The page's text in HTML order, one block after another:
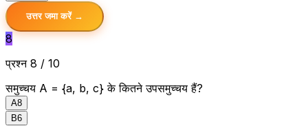
उत्तर जमा करें →
8
प्रश्न 8 / 10
समुच्चय A = {a, b, c} के कितने उपसमुच्चय हैं?
A8
B6